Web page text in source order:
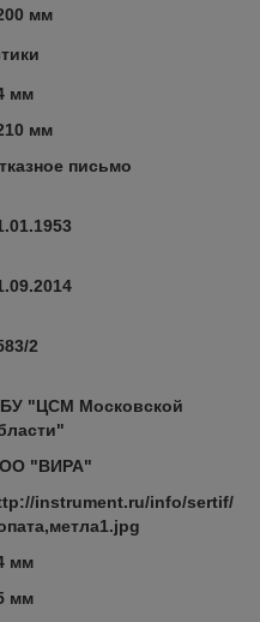
мм
мм
мм
письмо
2
"ЦСМ Московской
"ВИРА"
instrument.ru/info/sertif/
мм
мм